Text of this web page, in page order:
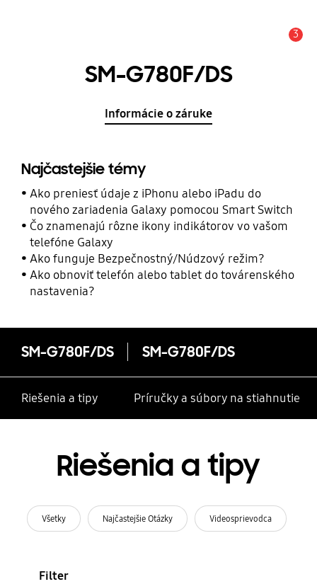
3
SM-G780F/DS
Informácie o záruke
Najčastejšie témy
Ako preniesť údaje z iPhonu alebo iPadu do
nového zariadenia Galaxy pomocou Smart Switch
Čo znamenajú rôzne ikony indikátorov vo vašom
telefóne Galaxy
Ako funguje Bezpečnostný/Núdzový režim?
Ako obnoviť telefón alebo tablet do továrenského
nastavenia?
SM-G780F/DS SM-G780F/DS
Riešenia a tipy Príručky a súbory na stiahnutie
Riešenia a tipy
Všetky Najčastejšie Otázky Videosprievodca
Filter